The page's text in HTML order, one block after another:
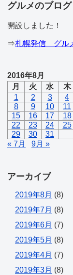
グルメのブログ
開設しました！
⇒札幌発信 グル
2016年8月
月
火 水 木
1
2 3 4
8
9 10 11
15
16 17 18
22
23 24 25
29
30
31
« 7月
9月 »
アーカイブ
2019年8月 (8)
2019年7月 (8)
2019年6月 (7)
2019年5月 (8)
2019年4月 (7)
2019年3月 (8)